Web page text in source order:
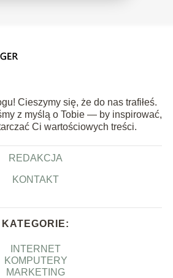
Cieszymy się, że do nas trafiłeś.
z myślą o Tobie — by inspirować,
Ci wartościowych treści.
REDAKCJA
KONTAKT
KATEGORIE:
INTERNET
KOMPUTERY
MARKETING